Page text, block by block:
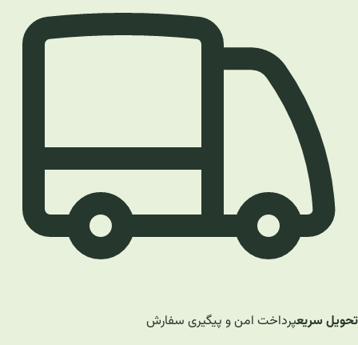
تحویل سریعپرداخت امن و پیگیری سفارش